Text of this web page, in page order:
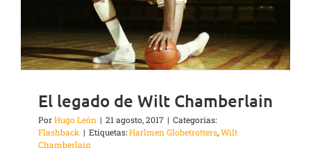
El legado de Wilt Chamberlain
PorHugo León | 21 agosto, 2017 | Categorías:
Flashback | Etiquetas:Harlmen Globetrotters,Wilt
Chamberlain